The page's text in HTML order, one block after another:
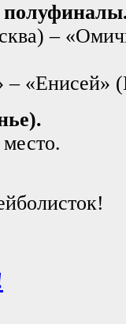
–
– «Енисей»